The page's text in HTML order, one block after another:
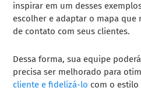
inspirar em um desses
escolher e adaptar o mapa
de contato com seus clientes.
Dessa forma, sua equipe
precisa ser melhorado para
cliente e fidelizá-lo com o